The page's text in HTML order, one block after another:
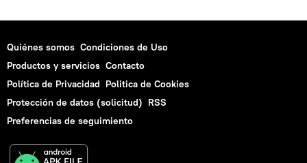
Quiénes somos Condiciones de Uso
Productos y servicios Contacto
Política de Privacidad Politica de Cookies
Protección de datos (solicitud) RSS
Preferencias de seguimiento